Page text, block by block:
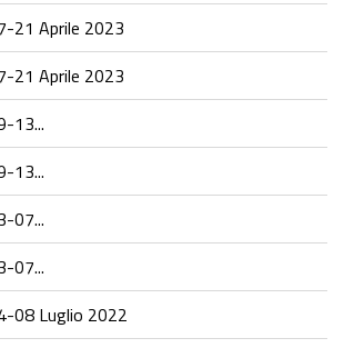
21 Aprile 2023
21 Aprile 2023
13...
13...
07...
07...
08 Luglio 2022